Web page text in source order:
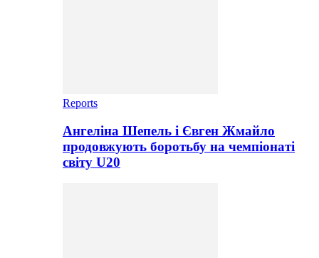
Reports
Ангеліна Шепель і Євген Жмайло
продовжують боротьбу на чемпіонаті
світу U20